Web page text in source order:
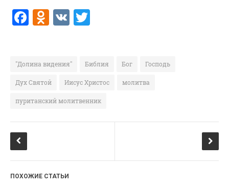
F
a
e
b
o
O
d
o
kl
a
V
K
te
r
"Долина видения" Библия Бог Господь
Дух Святой Иисус Христос молитва
пуританский молитвенник
ПОХОЖИЕ СТАТЬИ